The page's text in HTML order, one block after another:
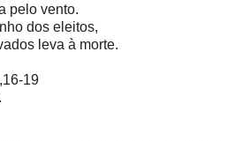
pelo vento.
dos eleitos,
leva à morte.
19